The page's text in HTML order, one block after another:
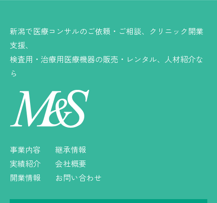
新潟で医療コンサルのご依頼・ご相談、クリニック開業
支援、
検査用・治療用医療機器の販売・レンタル、人材紹介な
ら
事業内容
実績紹介
開業情報
継承情報
会社概要
お問い合わせ